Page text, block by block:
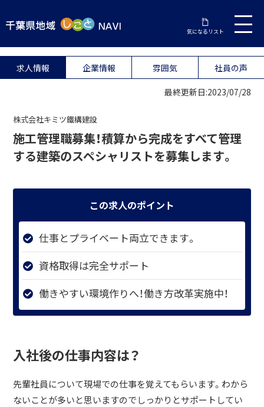
気になるリスト
求人情報 企業情報 雰囲気 社員の声
最終更新日:2023/07/28
株式会社キミツ鐵構建設
施工管理職募集！積算から完成をすべて管理
する建築のスペシャリストを募集します。
この求人のポイント
仕事とプライベート両立できます。
資格取得は完全サポート
働きやすい環境作りへ！働き方改革実施中！
入社後の仕事内容は？
先輩社員について現場での仕事を覚えてもらいます。わから
ないことが多いと思いますのでしっかりとサポートしてい